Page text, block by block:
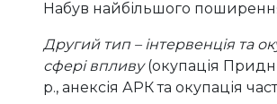
Набув найбільшого поширення
Другий тип – інтервенція та
сфері впливу(окупація
р., анексія АРК та окупація